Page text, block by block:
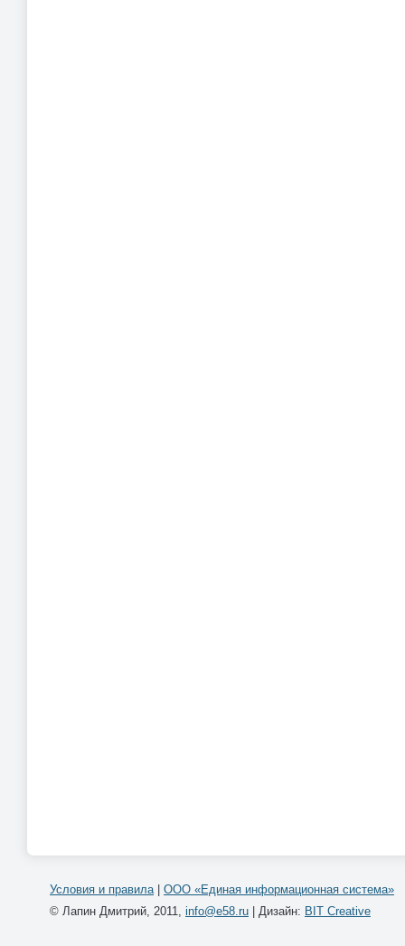
Условия и правила|
ООО «Единая информационная система»
© Лапин Дмитрий, 2011, info@e58.ru | Дизайн: BIT Creative